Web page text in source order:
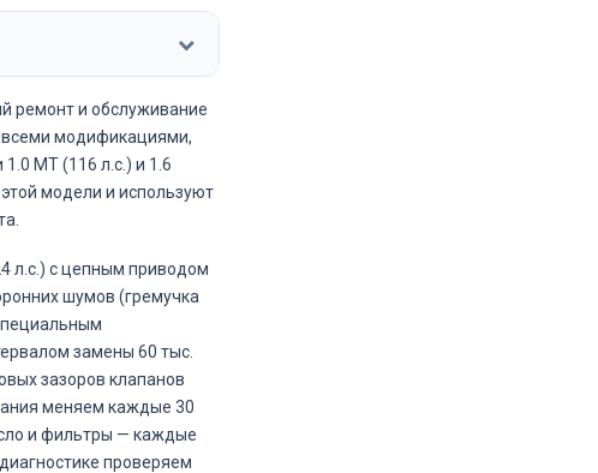
ремонт и обслуживание
всеми модификациями,
MT (116 л.с.) и 1.6
модели и используют
л.с.) с цепным приводом
шумов (гремучка
замены 60 тыс.
зазоров клапанов
меняем каждые 30
и фильтры — каждые
проверяем